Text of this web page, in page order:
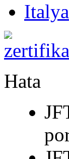
Italya
Hata